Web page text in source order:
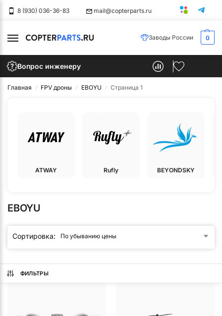
8 (930) 036-36-83 mail@copterparts.ru
Заводы России 0
дронов
БлогКонтакты
Вопрос инженеру
Главная / FPV дроны / EBOYU / Страница 1
ATWAY Rufly BEYONDSKY
EBOYU
ФИЛЬТРЫ